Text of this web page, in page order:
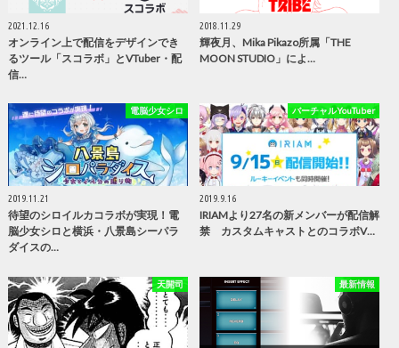
2021.12.16
オンライン上で配信をデザインでき
るツール「スコラボ」とVTuber・配
信…
2018.11.29
輝夜月、Mika Pikazo所属「THE
MOON STUDIO」によ…
電脳少女シロ
2019.11.21
待望のシロイルカコラボが実現！電
脳少女シロと横浜・八景島シーパラ
ダイスの…
バーチャルYouTuber
2019.9.16
IRIAMより27名の新メンバーが配信解
禁 カスタムキャストとのコラボV…
天開司 最新情報